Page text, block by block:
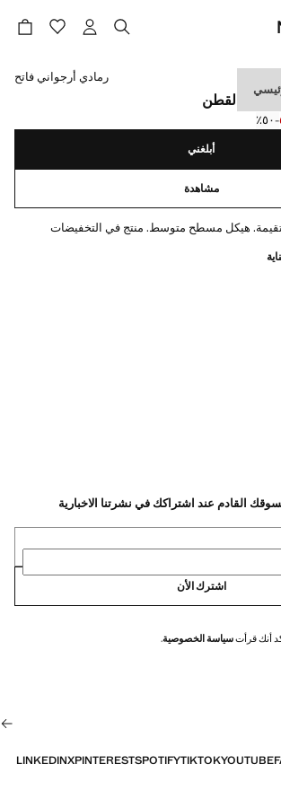
من القطن
؜-٥٠٪؜
رمادي أرجواني فاتح
أبلغني
مشاهدة
هيكل مسطح متوسط. منتج في التخفيضات
اشترك الأن
أنك قرأتسياسة الخصوصية.
YOUTUBE
TIKTOK
SPOTIFY
PINTEREST
X
LINKEDIN